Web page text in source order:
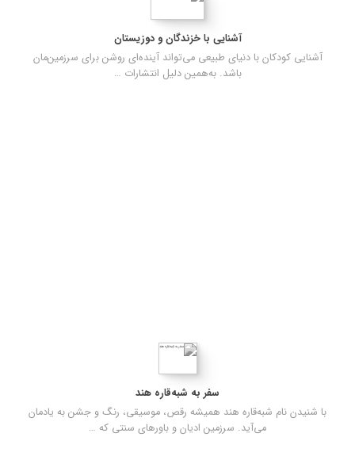
آشنایی با خزندگان و دوزیستان
آشنایی کودکان با دنیای طبیعی می‌تواند آینده‌ای روشن برای سرزمین‌مان
باشد. به‌همین دلیل انتشارات …
سفر به شبه‌قاره هند
با شنیدن نام شبه‌قاره هند همیشه رقص، موسیقی، رنگ و جشن به یادمان
می‌آید. سرزمین ادیان و باورهای سنتی که …